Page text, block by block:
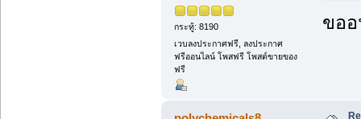
กระทู้: 8190
เวบลงประกาศฟรี, ลงประกาศ
ฟรีออนไลน์ โพสฟรี โพสต์ขายของ
ฟรี
ขอ